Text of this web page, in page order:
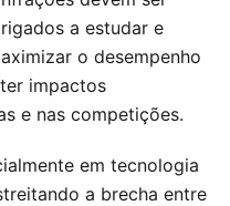
a estudar e
o desempenho
impactos
e nas competições.
em tecnologia
a brecha entre